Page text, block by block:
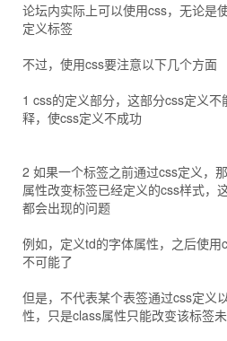
相册
社区
旧版临时
论坛内实际上可以使用css，无论是
定义标签
不过，使用css要注意以下几个方面
1 css的定义部分，这部分css定义
释，使css定义不成功
2 如果一个标签之前通过css定义，
属性改变标签已经定义的css样式，
都会出现的问题
例如，定义td的字体属性，之后使
不可能了
但是，不代表某个表签通过css定义
性，只是class属性只能改变该标签